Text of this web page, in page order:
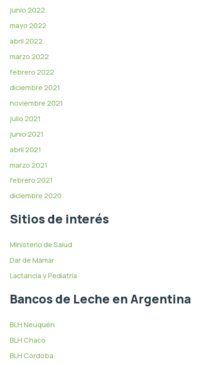
junio 2022
mayo 2022
abril 2022
marzo 2022
febrero 2022
diciembre 2021
noviembre 2021
julio 2021
junio 2021
abril 2021
marzo 2021
febrero 2021
diciembre 2020
Sitios de interés
Ministerio de Salud
Dar de Mamar
Lactancia y Pediatría
Bancos de Leche en Argentina
BLH Neuquén
BLH Chaco
BLH Córdoba